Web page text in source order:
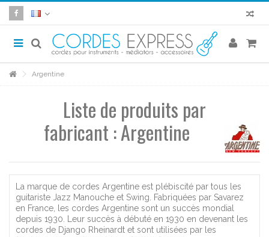
Argentine
Liste de produits par
fabricant : Argentine
La marque de cordes Argentine est plébiscité par tous les
guitariste Jazz Manouche et Swing. Fabriquées par Savarez
en France, les cordes Argentine sont un succès mondial
depuis 1930. Leur succès à débuté en 1930 en devenant les
cordes de Django Rheinardt et sont utilisées par les